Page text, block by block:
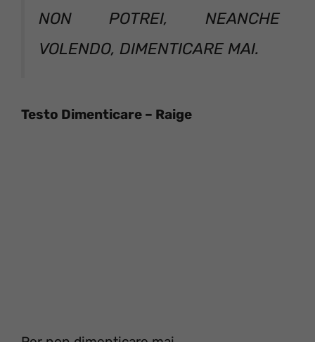
NON POTREI, NEANCHE
VOLENDO, DIMENTICARE MAI.
Testo Dimenticare – Raige